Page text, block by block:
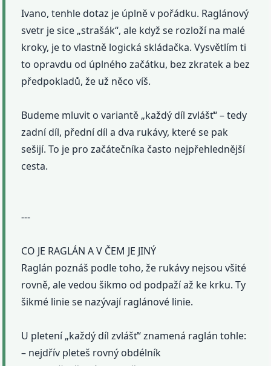
Ivano, tenhle dotaz je úplně v pořádku. Raglánový
svetr je sice „strašák“, ale když se rozloží na malé
kroky, je to vlastně logická skládačka. Vysvětlím ti
to opravdu od úplného začátku, bez zkratek a bez
předpokladů, že už něco víš.
Budeme mluvit o variantě „každý díl zvlášť“ – tedy
zadní díl, přední díl a dva rukávy, které se pak
sešijí. To je pro začátečníka často nejpřehlednější
cesta.
---
CO JE RAGLÁN A V ČEM JE JINÝ
Raglán poznáš podle toho, že rukávy nejsou všité
rovně, ale vedou šikmo od podpaží až ke krku. Ty
šikmé linie se nazývají raglánové linie.
U pletení „každý díl zvlášť“ znamená raglán tohle:
– nejdřív pleteš rovný obdélník